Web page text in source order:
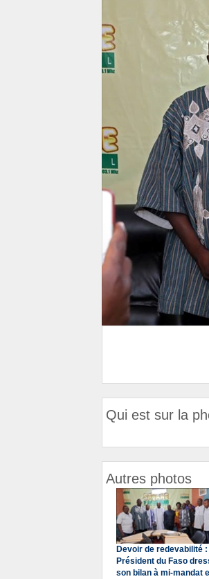
Qui est sur la
Autres photos
Devoir de redevabilité :
Président du Faso
son bilan à mi-mandat